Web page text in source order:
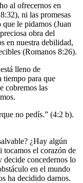
al ofrecernos en
ni las promesas
le pidamos (Juan
obra del
en nuestra debilidad,
(Romanos 8:26).
lleno de
tiempo para que
cobremos las
no pedís.” (4:2 b).
¿Hay algún
tocamos el corazón de
decide concedernos lo
en el mundo
ha decidido darnos.